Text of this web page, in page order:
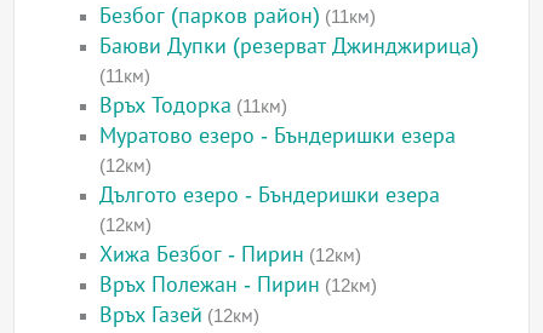
Безбог (парков район) (11км)
Баюви Дупки (резерват Джинджирица)
(11км)
Връх Тодорка (11км)
Муратово езеро - Бъндеришки езера
(12км)
Дългото езеро - Бъндеришки езера
(12км)
Хижа Безбог - Пирин (12км)
Връх Полежан - Пирин (12км)
Връх Газей (12км)